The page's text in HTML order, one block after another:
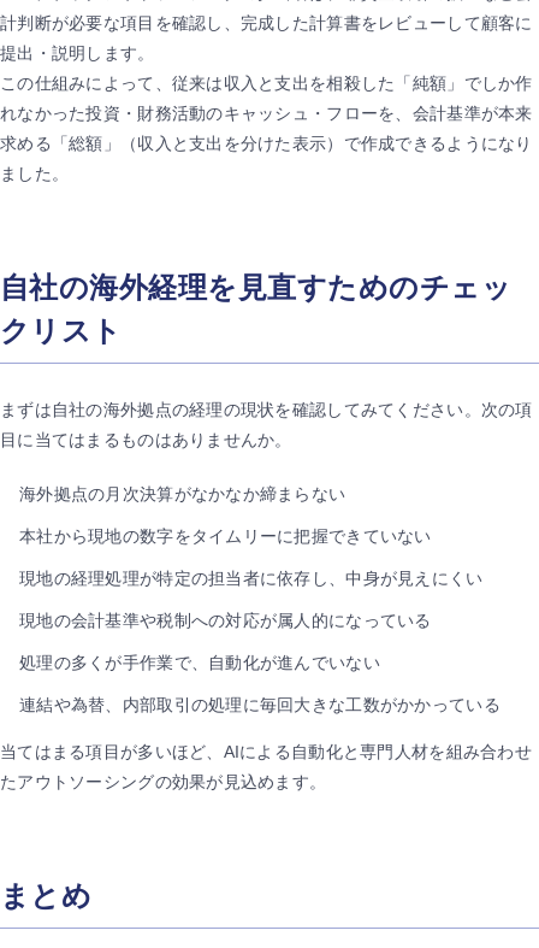
計判断が必要な項目を確認し、完成した計算書をレビューして顧客に
提出・説明します。
この仕組みによって、従来は収入と支出を相殺した「純額」でしか作
れなかった投資・財務活動のキャッシュ・フローを、会計基準が本来
求める「総額」（収入と支出を分けた表示）で作成できるようになり
ました。
自社の海外経理を見直すためのチェッ
クリスト
まずは自社の海外拠点の経理の現状を確認してみてください。次の項
目に当てはまるものはありませんか。
海外拠点の月次決算がなかなか締まらない
本社から現地の数字をタイムリーに把握できていない
現地の経理処理が特定の担当者に依存し、中身が見えにくい
現地の会計基準や税制への対応が属人的になっている
処理の多くが手作業で、自動化が進んでいない
連結や為替、内部取引の処理に毎回大きな工数がかかっている
当てはまる項目が多いほど、AIによる自動化と専門人材を組み合わせ
たアウトソーシングの効果が見込めます。
まとめ